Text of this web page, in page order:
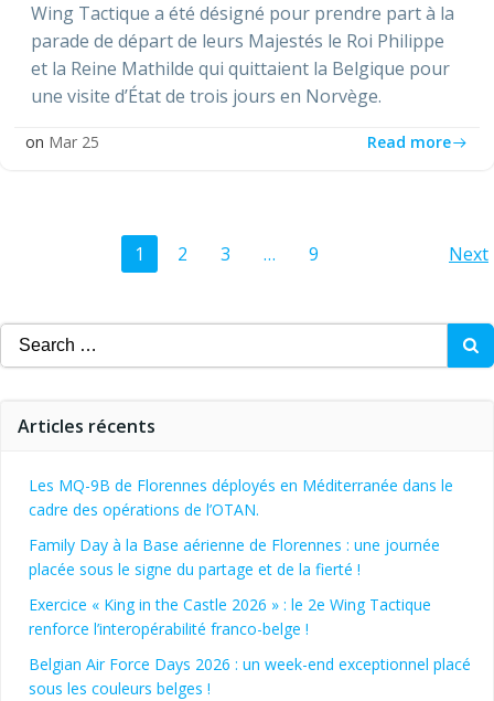
Wing Tactique a été désigné pour prendre part à la
parade de départ de leurs Majestés le Roi Philippe
et la Reine Mathilde qui quittaient la Belgique pour
une visite d’État de trois jours en Norvège.
on Mar 25 Read more
navigation
Page
1 Page
2 Page
3 … Page
9 Next
Search
for:
Articles récents
Les MQ-9B de Florennes déployés en Méditerranée dans le
cadre des opérations de l’OTAN.
Family Day à la Base aérienne de Florennes : une journée
placée sous le signe du partage et de la fierté !
Exercice « King in the Castle 2026 » : le 2e Wing Tactique
renforce l’interopérabilité franco-belge !
Belgian Air Force Days 2026 : un week-end exceptionnel placé
sous les couleurs belges !